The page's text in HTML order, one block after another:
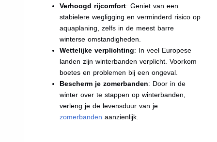
Verhoogd rijcomfort: Geniet van een
stabielere wegligging en verminderd risico op
aquaplaning, zelfs in de meest barre
winterse omstandigheden.
Wettelijke verplichting: In veel Europese
landen zijn winterbanden verplicht. Voorkom
boetes en problemen bij een ongeval.
Bescherm je zomerbanden: Door in de
winter over te stappen op winterbanden,
verleng je de levensduur van je
zomerbanden aanzienlijk.